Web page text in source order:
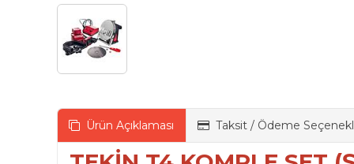
Ürün Açıklaması Taksit / Ödeme